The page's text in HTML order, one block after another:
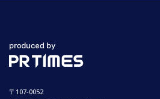
〒107-0052